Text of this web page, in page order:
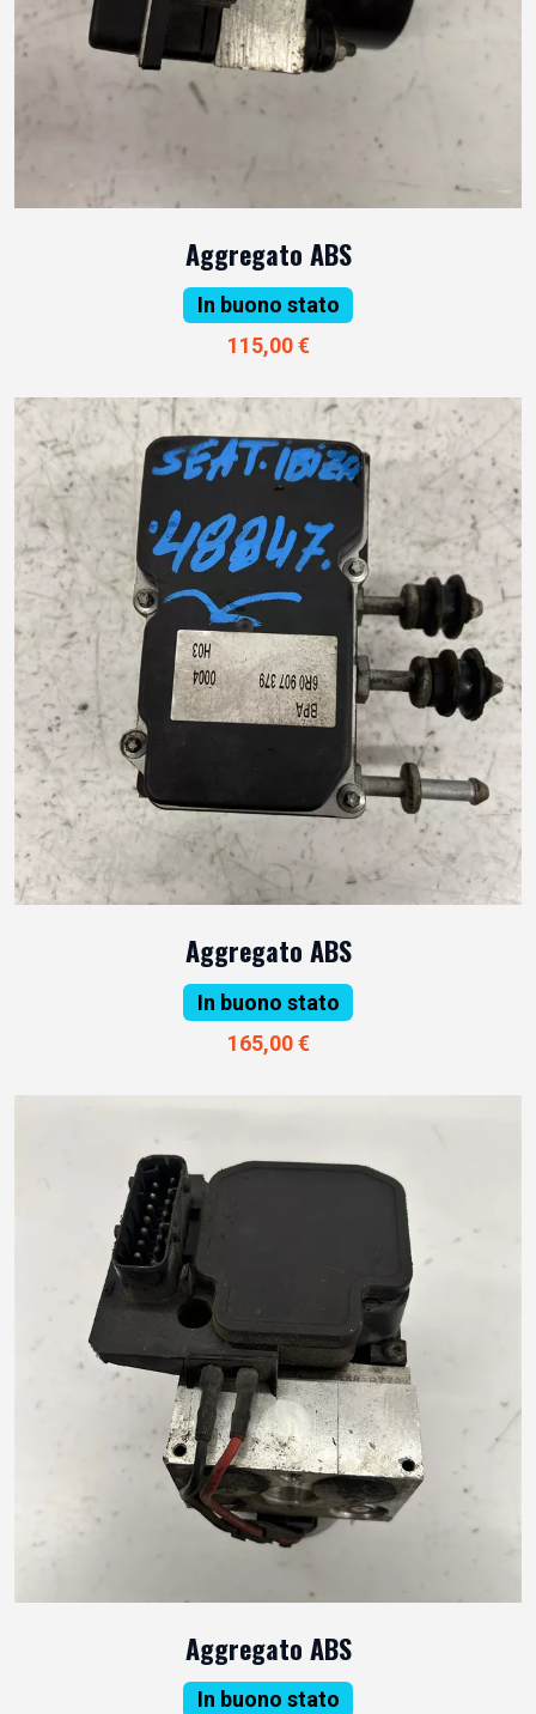
Aggregato ABS
In buono stato
115,00 €
Aggregato ABS
In buono stato
165,00 €
Aggregato ABS
In buono stato